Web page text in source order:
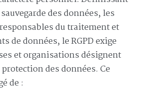
des données, les
du traitement et
de données, le RGPD exige
et organisations désignent
des données. Ce
de :